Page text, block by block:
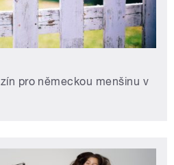
pro německou menšinu v